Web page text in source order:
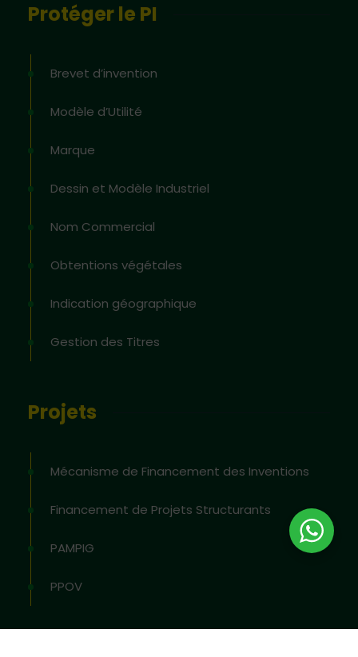
Protéger le PI
Brevet d’invention
Modèle d’Utilité
Marque
Dessin et Modèle Industriel
Nom Commercial
Obtentions végétales
Indication géographique
Gestion des Titres
Projets
Mécanisme de Financement des Inventions
Financement de Projets Structurants
PAMPIG
PPOV